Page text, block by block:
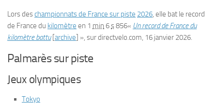
Lors deschampionnats de France sur piste 2026, elle bat le record
de France du kilomètre en 1 min 6s856« Un record de France du
kilomètre battu[archive] », surdirectvelo.com, 16 janvier 2026.
Palmarès sur piste
Jeux olympiques
Tokyo